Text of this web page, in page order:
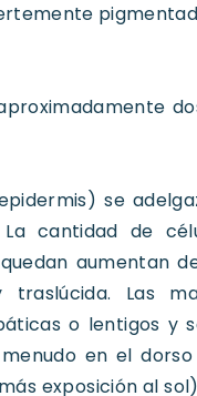
se
cantidad de
aumentan
Las
o lentigos y
en el
exposición al